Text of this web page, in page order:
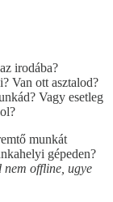
irodába?
Van ott asztalod?
Vagy esetleg
munkát
gépeden?
nem offline, ugye